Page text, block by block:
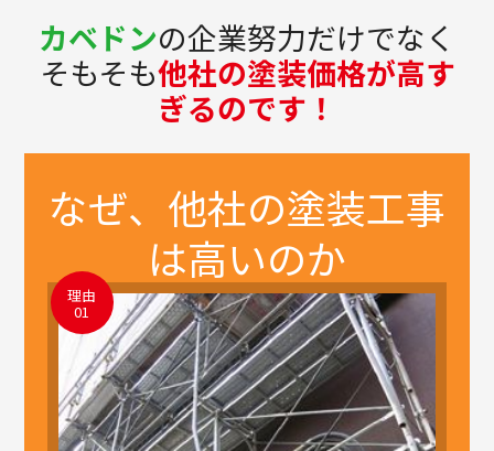
カベドンの企業努力だけでなく
そもそも他社の塗装価格が高す
ぎるのです！
なぜ、他社の塗装工事
は高いのか
理由
01